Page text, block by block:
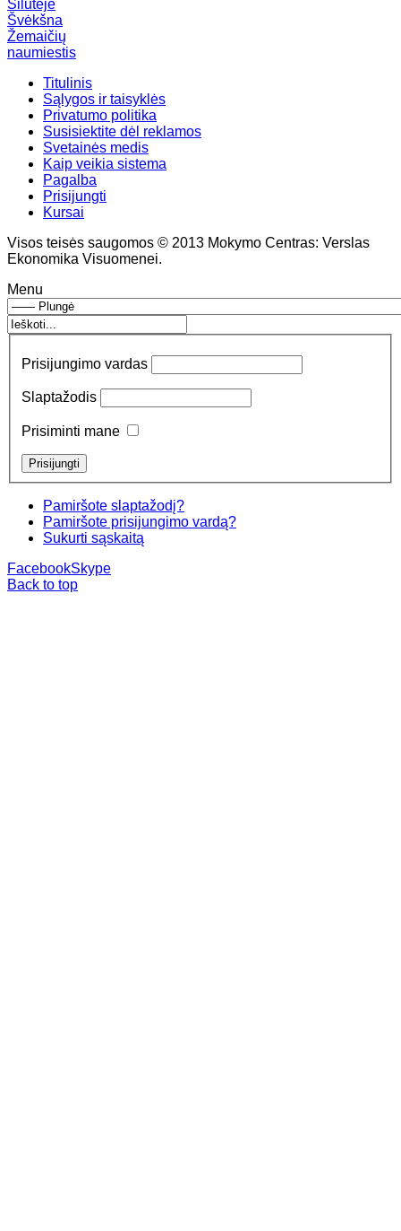
Šilutėje
Švėkšna
Žemaičių
naumiestis
Titulinis
Sąlygos ir taisyklės
Privatumo politika
Susisiektite dėl reklamos
Svetainės medis
Kaip veikia sistema
Pagalba
Prisijungti
Kursai
Visos teisės saugomos © 2013 Mokymo Centras: Verslas
Ekonomika Visuomenei.
Menu
Prisijungimo vardas
Slaptažodis
Prisiminti mane
Pamiršote slaptažodį?
Pamiršote prisijungimo vardą?
Sukurti sąskaitą
FacebookSkype
Back to top